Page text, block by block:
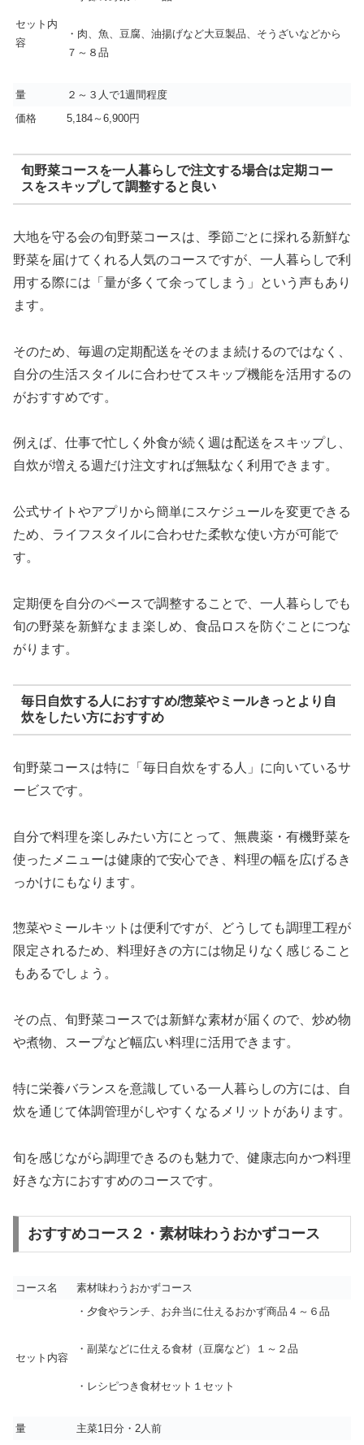
セット内
容
・肉、魚、豆腐、油揚げなど大豆製品、そうざいなどから
７～８品
量
２～３人で1週間程度
価格
5,184～6,900円
旬野菜コースを一人暮らしで注文する場合は定期コー
スをスキップして調整すると良い
大地を守る会の旬野菜コースは、季節ごとに採れる新鮮な
野菜を届けてくれる人気のコースですが、一人暮らしで利
用する際には「量が多くて余ってしまう」という声もあり
ます。
そのため、毎週の定期配送をそのまま続けるのではなく、
自分の生活スタイルに合わせてスキップ機能を活用するの
がおすすめです。
例えば、仕事で忙しく外食が続く週は配送をスキップし、
自炊が増える週だけ注文すれば無駄なく利用できます。
公式サイトやアプリから簡単にスケジュールを変更できる
ため、ライフスタイルに合わせた柔軟な使い方が可能で
す。
定期便を自分のペースで調整することで、一人暮らしでも
旬の野菜を新鮮なまま楽しめ、食品ロスを防ぐことにつな
がります。
毎日自炊する人におすすめ/惣菜やミールきっとより自
炊をしたい方におすすめ
旬野菜コースは特に「毎日自炊をする人」に向いているサ
ービスです。
自分で料理を楽しみたい方にとって、無農薬・有機野菜を
使ったメニューは健康的で安心でき、料理の幅を広げるき
っかけにもなります。
惣菜やミールキットは便利ですが、どうしても調理工程が
限定されるため、料理好きの方には物足りなく感じること
もあるでしょう。
その点、旬野菜コースでは新鮮な素材が届くので、炒め物
や煮物、スープなど幅広い料理に活用できます。
特に栄養バランスを意識している一人暮らしの方には、自
炊を通じて体調管理がしやすくなるメリットがあります。
旬を感じながら調理できるのも魅力で、健康志向かつ料理
好きな方におすすめのコースです。
おすすめコース２・素材味わうおかずコース
コース名 素材味わうおかずコース
セット内容
・夕食やランチ、お弁当に仕えるおかず商品４～６品
・副菜などに仕える食材（豆腐など）１～２品
・レシピつき食材セット１セット
量
主菜1日分・2人前